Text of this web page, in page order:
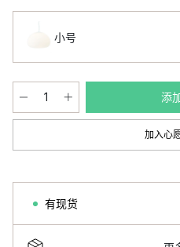
小号
添
加入心
有现货